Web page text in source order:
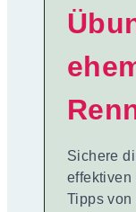
Sichere
effektiven
Tipps von